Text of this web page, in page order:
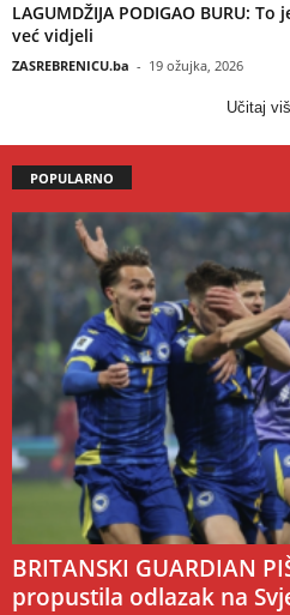
LAGUMDŽIJA PODIGAO BURU:
već vidjeli
ZASREBRENICU.ba - 19 ožujka, 2026
Učitaj
POPULARNO
BRITANSKI GUARDIAN
propustila odlazak na